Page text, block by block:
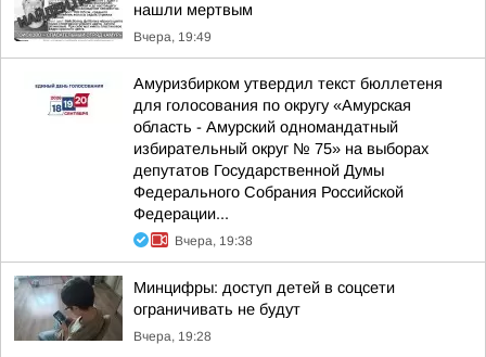
нашли мертвым
Вчера, 19:49
Амуризбирком утвердил текст бюллетеня
для голосования по округу «Амурская
область - Амурский одномандатный
избирательный округ № 75» на выборах
депутатов Государственной Думы
Федерального Собрания Российской
Федерации...
Вчера, 19:38
Минцифры: доступ детей в соцсети
ограничивать не будут
Вчера, 19:28